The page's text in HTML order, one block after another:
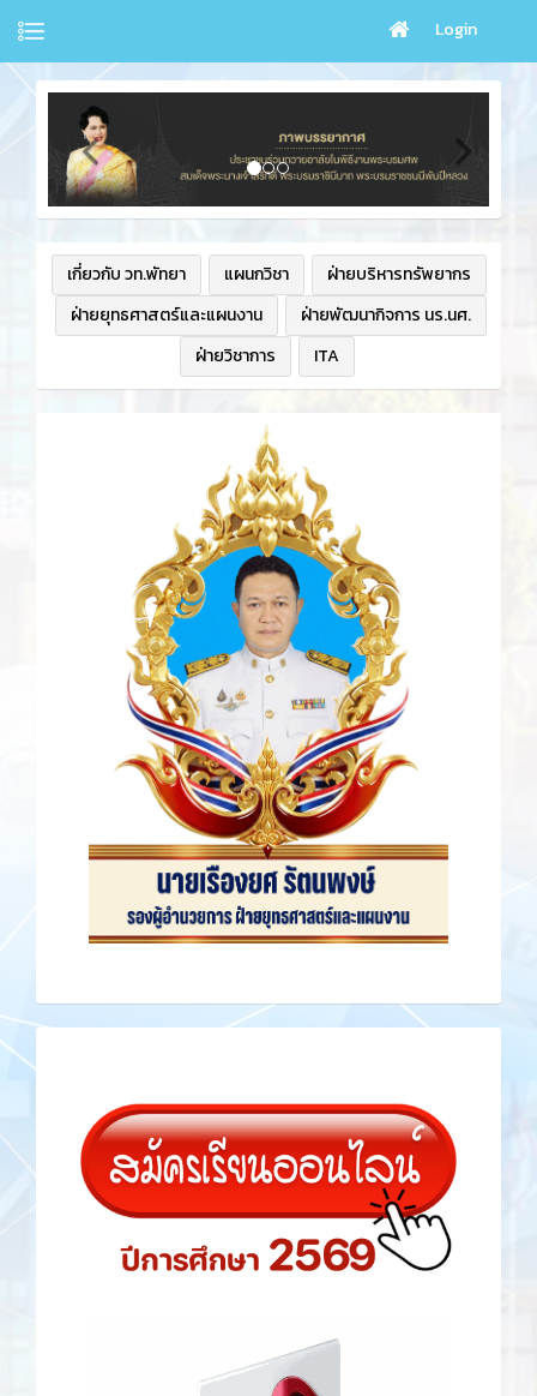
Login
เกี่ยวกับ วท.พัทยา แผนกวิชา
ฝ่ายบริหารทรัพยากร
ฝ่ายยุทธศาสตร์และแผนงาน
ฝ่ายพัฒนากิจการ นร.นศ.
ฝ่ายวิชาการ
ITA